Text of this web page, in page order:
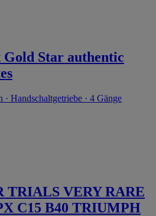
Gold Star authentic
Handschaltgetriebe · 4 Gänge
TRIALS VERY RARE
C15 B40 TRIUMPH